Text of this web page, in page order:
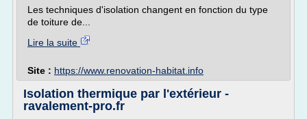
Les techniques d'isolation changent en fonction du type
de toiture de...
Lire la suite
Site : https://www.renovation-habitat.info
Isolation thermique par l'extérieur -
ravalement-pro.fr